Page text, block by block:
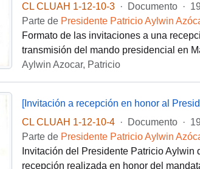
CL CLUAH 1-12-10-3
· Documento ·
Parte de Presidente Patricio Aylwin
Formato de las invitaciones a una
transmisión del mando presidencial en
Aylwin Azocar, Patricio
[Invitación a recepción en honor al
CL CLUAH 1-12-10-4
· Documento ·
Parte de Presidente Patricio Aylwin
Invitación del Presidente Patricio
recepción realizada en honor del